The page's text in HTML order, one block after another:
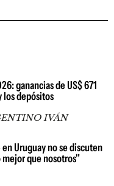
ganancias de US$ 671
los depósitos
IVÁN
Uruguay no se discuten
que nosotros"